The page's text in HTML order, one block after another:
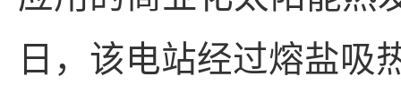
日，该电站经过熔盐吸